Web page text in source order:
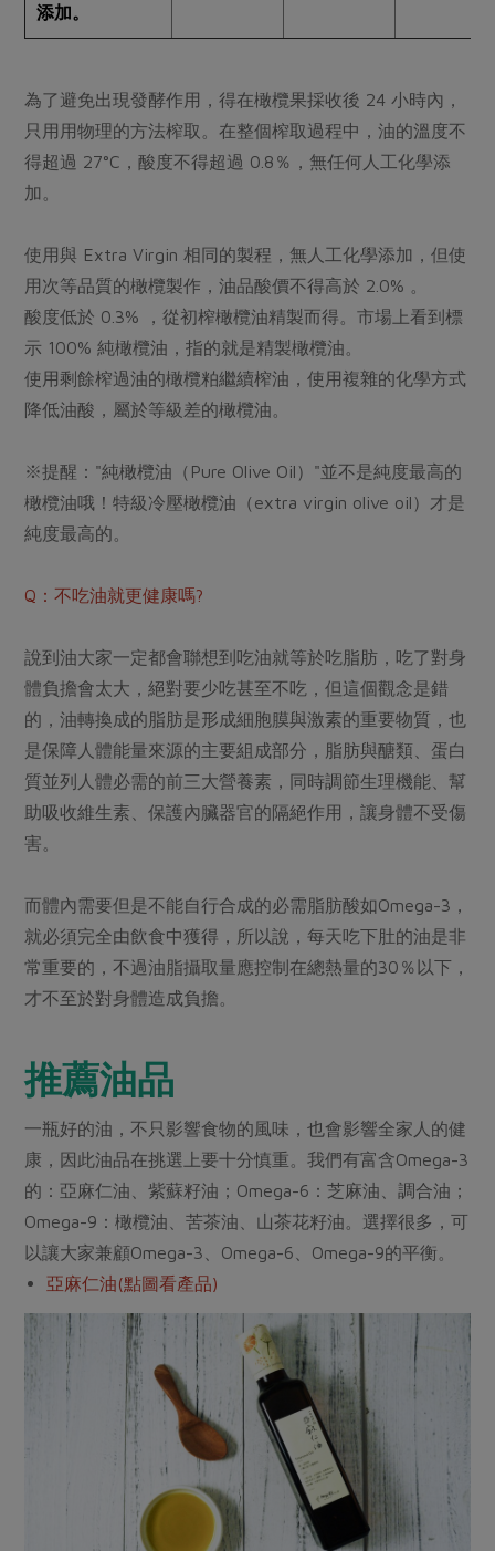
添加。
為了避免出現發酵作用，得在橄欖果採收後 24 小時內，
只用用物理的方法榨取。在整個榨取過程中，油的溫度不
得超過 27°C，酸度不得超過 0.8％，無任何人工化學添
加。
使用與 Extra Virgin 相同的製程，無人工化學添加，但使
用次等品質的橄欖製作，油品酸價不得高於 2.0% 。
酸度低於 0.3% ，從初榨橄欖油精製而得。市場上看到標
示 100% 純橄欖油，指的就是精製橄欖油。
使用剩餘榨過油的橄欖粕繼續榨油，使用複雜的化學方式
降低油酸，屬於等級差的橄欖油。
※提醒："純橄欖油（Pure Olive Oil）"並不是純度最高的
橄欖油哦！特級冷壓橄欖油（extra virgin olive oil）才是
純度最高的。
Q：不吃油就更健康嗎?
說到油大家一定都會聯想到吃油就等於吃脂肪，吃了對身
體負擔會太大，絕對要少吃甚至不吃，但這個觀念是錯
的，油轉換成的脂肪是形成細胞膜與激素的重要物質，也
是保障人體能量來源的主要組成部分，脂肪與醣類、蛋白
質並列人體必需的前三大營養素，同時調節生理機能、幫
助吸收維生素、保護內臟器官的隔絕作用，讓身體不受傷
害。
而體內需要但是不能自行合成的必需脂肪酸如Omega-3，
就必須完全由飲食中獲得，所以說，每天吃下肚的油是非
常重要的，不過油脂攝取量應控制在總熱量的30％以下，
才不至於對身體造成負擔。
推薦油品
一瓶好的油，不只影響食物的風味，也會影響全家人的健
康，因此油品在挑選上要十分慎重。我們有富含Omega-3
的：亞麻仁油、紫蘇籽油；Omega-6：芝麻油、調合油；
Omega-9：橄欖油、苦茶油、山茶花籽油。選擇很多，可
以讓大家兼顧Omega-3、Omega-6、Omega-9的平衡。
亞麻仁油(點圖看產品)